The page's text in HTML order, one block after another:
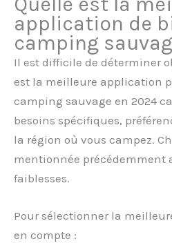
application de
camping
Il est difficile de déterminer
est la meilleure application
camping sauvage en 2024
besoins spécifiques,
la région où vous campez.
mentionnée précédemment
faiblesses.
Pour sélectionner la
en compte :